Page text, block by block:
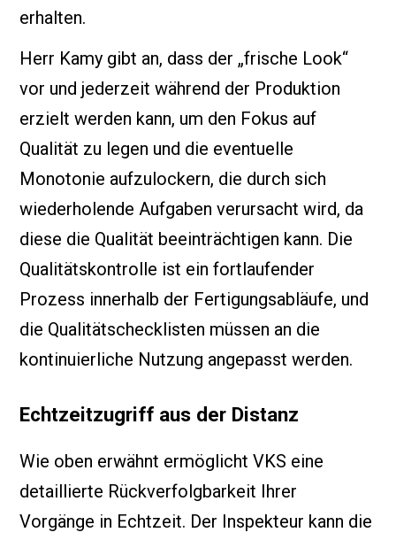
erhalten.
Herr Kamy gibt an, dass der „frische Look“
vor und jederzeit während der Produktion
erzielt werden kann, um den Fokus auf
Qualität zu legen und die eventuelle
Monotonie aufzulockern, die durch sich
wiederholende Aufgaben verursacht wird, da
diese die Qualität beeinträchtigen kann. Die
Qualitätskontrolle ist ein fortlaufender
Prozess innerhalb der Fertigungsabläufe, und
die Qualitätschecklisten müssen an die
kontinuierliche Nutzung angepasst werden.
Echtzeitzugriff aus der Distanz
Wie oben erwähnt ermöglicht VKS eine
detaillierte Rückverfolgbarkeit Ihrer
Vorgänge in Echtzeit. Der Inspekteur kann die